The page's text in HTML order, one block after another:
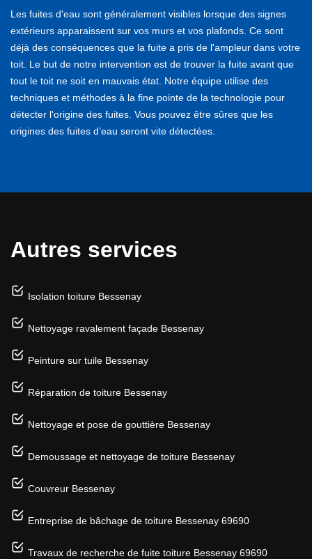
Les fuites d'eau sont généralement visibles lorsque des signes
extérieurs apparaissent sur vos murs et vos plafonds. Ce sont
déjà des conséquences que la fuite a pris de l'ampleur dans votre
toit. Le but de notre intervention est de trouver la fuite avant que
tout le toit ne soit en mauvais état. Notre équipe utilise des
techniques et méthodes à la fine pointe de la technologie pour
détecter l'origine des fuites. Vous pouvez être sûres que les
origines des fuites d’eau seront vite détectées.
Autres services
Isolation toiture Bessenay
Nettoyage ravalement façade Bessenay
Peinture sur tuile Bessenay
Réparation de toiture Bessenay
Nettoyage et pose de gouttière Bessenay
Demoussage et nettoyage de toiture Bessenay
Couvreur Bessenay
Entreprise de bâchage de toiture Bessenay 69690
Travaux de recherche de fuite toiture Bessenay 69690